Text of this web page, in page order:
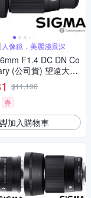
像鏡，美麗淺景深
F1.4 DC DN Co
(公司貨) 望遠大光
人像鏡 APS-C 無反
鏡頭
$11,190
券
加入購物車